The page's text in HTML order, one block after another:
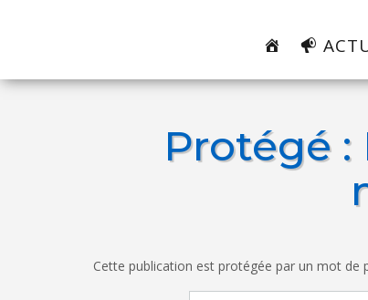
Protégé :
Cette publication est protégée par un mot de